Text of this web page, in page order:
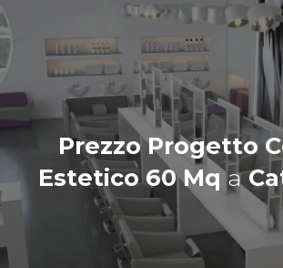
Prezzo Progetto
Estetico 60 Mqa